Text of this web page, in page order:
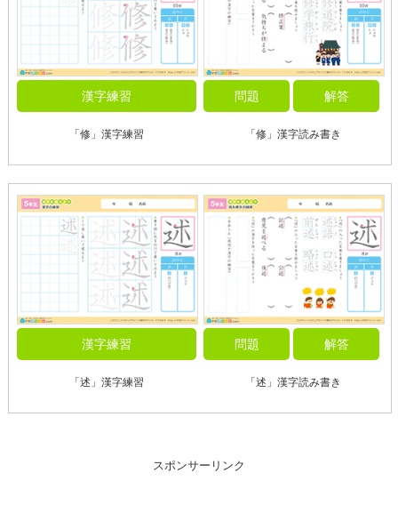
漢字練習
「修」漢字練習
問題 解答
「修」漢字読み書き
漢字練習
「述」漢字練習
問題 解答
「述」漢字読み書き
スポンサーリンク